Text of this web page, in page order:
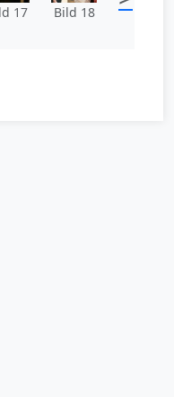
17 Bild 18